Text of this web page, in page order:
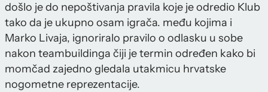
došlo je do nepoštivanja pravila koje je odredio Klub
tako da je ukupno osam igrača. među kojima i
Marko Livaja, ignoriralo pravilo o odlasku u sobe
nakon teambuildinga čiji je termin određen kako bi
momčad zajedno gledala utakmicu hrvatske
nogometne reprezentacije.